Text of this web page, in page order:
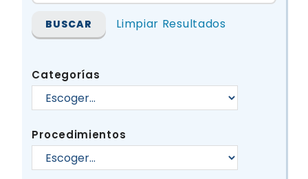
Limpiar Resultados
Categorías
Procedimientos